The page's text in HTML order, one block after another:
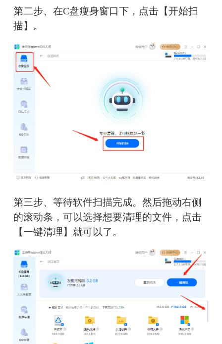
第二步、在C盘瘦身窗口下，点击【开始扫
描】。
第三步、等待软件扫描完成。然后拖动右侧
的滚动条，可以选择想要清理的文件，点击
【一键清理】就可以了。